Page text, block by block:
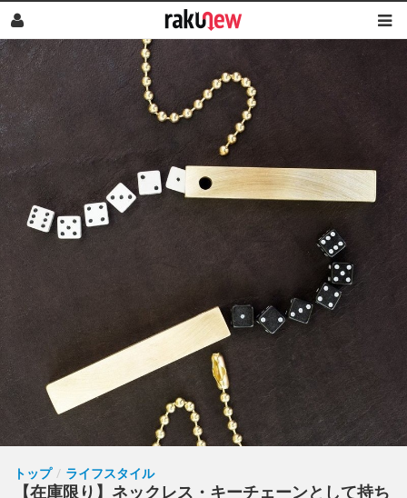
トップ / ライフスタイル
【在庫限り】ネックレス・キーチェーンとして持ち